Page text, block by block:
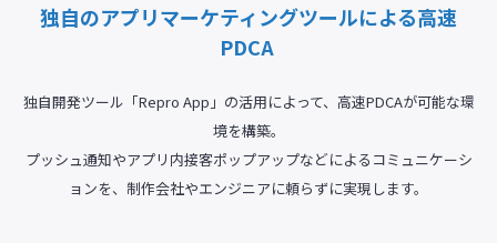
独自のアプリマーケティングツールによる高速
PDCA
独自開発ツール「Repro App」の活用によって、高速PDCAが可能な環
境を構築。
プッシュ通知やアプリ内接客ポップアップなどによるコミュニケーシ
ョンを、制作会社やエンジニアに頼らずに実現します。